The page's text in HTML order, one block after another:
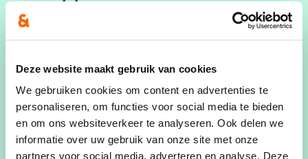
Deze website maakt gebruik van cookies
We gebruiken cookies om content en advertenties te
personaliseren, om functies voor social media te bieden
en om ons websiteverkeer te analyseren. Ook delen we
informatie over uw gebruik van onze site met onze
partners voor social media, adverteren en analyse. Deze
Gepassioneerd, energiek, sociaal, attent,
vreugdevol
favoriete plek in de gemeente?
markten en kermissen in de zomer, de trage
wegen in de herfst
Persoonlijk verhaal